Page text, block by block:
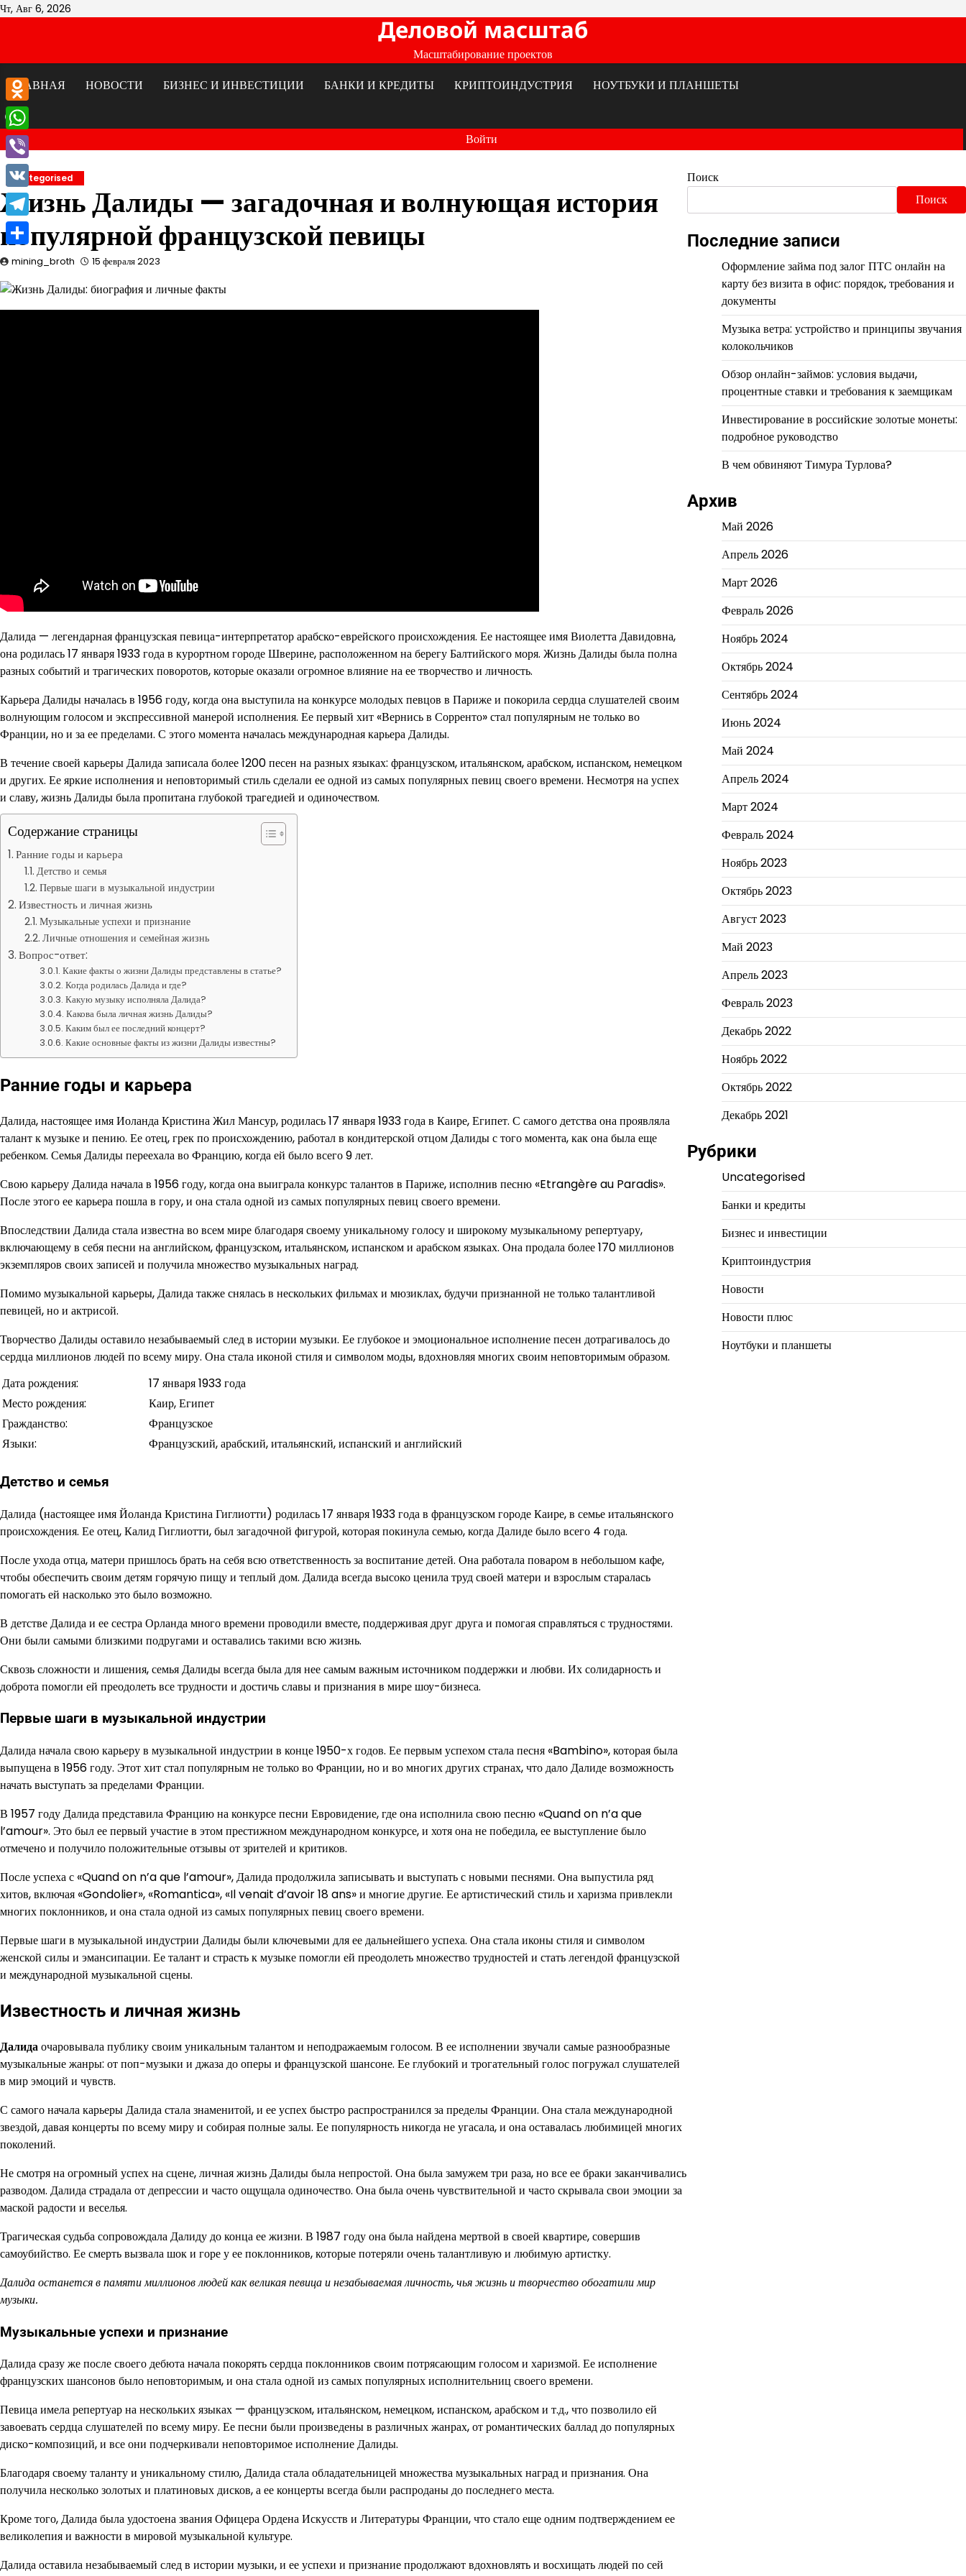
Перейти
Чт, Авг 6, 2026
Деловой масштаб
Масштабирование проектов
ГЛАВНАЯ
НОВОСТИ БИЗНЕС И ИНВЕСТИЦИИ БАНКИ И КРЕДИТЫ КРИПТОИНДУСТРИЯ НОУТБУКИ И ПЛАНШЕТЫ
Войти
Uncategorised
Жизнь Далиды — загадочная и волнующая история
популярной французской певицы
mining_broth 15 февраля 2023
Далида — легендарная французская певица-интерпретатор арабско-еврейского происхождения. Ее настоящее имя Виолетта Давидовна,
она родилась 17 января 1933 года в курортном городе Шверине, расположенном на берегу Балтийского моря. Жизнь Далиды была полна
разных событий и трагических поворотов, которые оказали огромное влияние на ее творчество и личность.
Карьера Далиды началась в 1956 году, когда она выступила на конкурсе молодых певцов в Париже и покорила сердца слушателей своим
волнующим голосом и экспрессивной манерой исполнения. Ее первый хит «Вернись в Сорренто» стал популярным не только во
Франции, но и за ее пределами. С этого момента началась международная карьера Далиды.
В течение своей карьеры Далида записала более 1200 песен на разных языках: французском, итальянском, арабском, испанском, немецком
и других. Ее яркие исполнения и неповторимый стиль сделали ее одной из самых популярных певиц своего времени. Несмотря на успех
и славу, жизнь Далиды была пропитана глубокой трагедией и одиночеством.
Содержание страницы
Ранние годы и карьера
Детство и семья
Первые шаги в музыкальной индустрии
Известность и личная жизнь
Музыкальные успехи и признание
Личные отношения и семейная жизнь
Вопрос-ответ:
Какие факты о жизни Далиды представлены в статье?
Когда родилась Далида и где?
Какую музыку исполняла Далида?
Какова была личная жизнь Далиды?
Каким был ее последний концерт?
Какие основные факты из жизни Далиды известны?
Ранние годы и карьера
Далида, настоящее имя Иоланда Кристина Жил Мансур, родилась 17 января 1933 года в Каире, Египет. С самого детства она проявляла
талант к музыке и пению. Ее отец, грек по происхождению, работал в кондитерской отцом Далиды с того момента, как она была еще
ребенком. Семья Далиды переехала во Францию, когда ей было всего 9 лет.
Свою карьеру Далида начала в 1956 году, когда она выиграла конкурс талантов в Париже, исполнив песню «Etrangère au Paradis».
После этого ее карьера пошла в гору, и она стала одной из самых популярных певиц своего времени.
Впоследствии Далида стала известна во всем мире благодаря своему уникальному голосу и широкому музыкальному репертуару,
включающему в себя песни на английском, французском, итальянском, испанском и арабском языках. Она продала более 170 миллионов
экземпляров своих записей и получила множество музыкальных наград.
Помимо музыкальной карьеры, Далида также снялась в нескольких фильмах и мюзиклах, будучи признанной не только талантливой
певицей, но и актрисой.
Творчество Далиды оставило незабываемый след в истории музыки. Ее глубокое и эмоциональное исполнение песен дотрагивалось до
сердца миллионов людей по всему миру. Она стала иконой стиля и символом моды, вдохновляя многих своим неповторимым образом.
Дата рождения:
17 января 1933 года
Место рождения:
Каир, Египет
Гражданство:
Французское
Языки:
Французский, арабский, итальянский, испанский и английский
Детство и семья
Далида (настоящее имя Йоланда Кристина Гиглиотти) родилась 17 января 1933 года в французском городе Каире, в семье итальянского
происхождения. Ее отец, Калид Гиглиотти, был загадочной фигурой, которая покинула семью, когда Далиде было всего 4 года.
После ухода отца, матери пришлось брать на себя всю ответственность за воспитание детей. Она работала поваром в небольшом кафе,
чтобы обеспечить своим детям горячую пищу и теплый дом. Далида всегда высоко ценила труд своей матери и взрослым старалась
помогать ей насколько это было возможно.
В детстве Далида и ее сестра Орланда много времени проводили вместе, поддерживая друг друга и помогая справляться с трудностями.
Они были самыми близкими подругами и оставались такими всю жизнь.
Сквозь сложности и лишения, семья Далиды всегда была для нее самым важным источником поддержки и любви. Их солидарность и
доброта помогли ей преодолеть все трудности и достичь славы и признания в мире шоу-бизнеса.
Первые шаги в музыкальной индустрии
Далида начала свою карьеру в музыкальной индустрии в конце 1950-х годов. Ее первым успехом стала песня «Bambino», которая была
выпущена в 1956 году. Этот хит стал популярным не только во Франции, но и во многих других странах, что дало Далиде возможность
начать выступать за пределами Франции.
В 1957 году Далида представила Францию на конкурсе песни Евровидение, где она исполнила свою песню «Quand on n’a que
l’amour». Это был ее первый участие в этом престижном международном конкурсе, и хотя она не победила, ее выступление было
отмечено и получило положительные отзывы от зрителей и критиков.
После успеха с «Quand on n’a que l’amour», Далида продолжила записывать и выступать с новыми песнями. Она выпустила ряд
хитов, включая «Gondolier», «Romantica», «Il venait d’avoir 18 ans» и многие другие. Ее артистический стиль и харизма привлекли
многих поклонников, и она стала одной из самых популярных певиц своего времени.
Первые шаги в музыкальной индустрии Далиды были ключевыми для ее дальнейшего успеха. Она стала иконы стиля и символом
женской силы и эмансипации. Ее талант и страсть к музыке помогли ей преодолеть множество трудностей и стать легендой французской
и международной музыкальной сцены.
Известность и личная жизнь
Далидаочаровывала публику своим уникальным талантом и неподражаемым голосом. В ее исполнении звучали самые разнообразные
музыкальные жанры: от поп-музыки и джаза до оперы и французской шансоне. Ее глубокий и трогательный голос погружал слушателей
в мир эмоций и чувств.
С самого начала карьеры Далида стала знаменитой, и ее успех быстро распространился за пределы Франции. Она стала международной
звездой, давая концерты по всему миру и собирая полные залы. Ее популярность никогда не угасала, и она оставалась любимицей многих
поколений.
Не смотря на огромный успех на сцене, личная жизнь Далиды была непростой. Она была замужем три раза, но все ее браки заканчивались
разводом. Далида страдала от депрессии и часто ощущала одиночество. Она была очень чувствительной и часто скрывала свои эмоции за
маской радости и веселья.
Трагическая судьба сопровождала Далиду до конца ее жизни. В 1987 году она была найдена мертвой в своей квартире, совершив
самоубийство. Ее смерть вызвала шок и горе у ее поклонников, которые потеряли очень талантливую и любимую артистку.
Далида останется в памяти миллионов людей как великая певица и незабываемая личность, чья жизнь и творчество обогатили мир
музыки.
Музыкальные успехи и признание
Далида сразу же после своего дебюта начала покорять сердца поклонников своим потрясающим голосом и харизмой. Ее исполнение
французских шансонов было неповторимым, и она стала одной из самых популярных исполнительниц своего времени.
Певица имела репертуар на нескольких языках — французском, итальянском, немецком, испанском, арабском и т.д., что позволило ей
завоевать сердца слушателей по всему миру. Ее песни были произведены в различных жанрах, от романтических баллад до популярных
диско-композиций, и все они подчеркивали неповторимое исполнение Далиды.
Благодаря своему таланту и уникальному стилю, Далида стала обладательницей множества музыкальных наград и признания. Она
получила несколько золотых и платиновых дисков, а ее концерты всегда были распроданы до последнего места.
Кроме того, Далида была удостоена звания Офицера Ордена Искусств и Литературы Франции, что стало еще одним подтверждением ее
великолепия и важности в мировой музыкальной культуре.
Далида оставила незабываемый след в истории музыки, и ее успехи и признание продолжают вдохновлять и восхищать людей по сей
Поиск
Поиск
Последние записи
Оформление займа под залог ПТС онлайн на
карту без визита в офис: порядок, требования и
документы
Музыка ветра: устройство и принципы звучания
колокольчиков
Обзор онлайн-займов: условия выдачи,
процентные ставки и требования к заемщикам
Инвестирование в российские золотые монеты:
подробное руководство
В чем обвиняют Тимура Турлова?
Архив
Май 2026
Апрель 2026
Март 2026
Февраль 2026
Ноябрь 2024
Октябрь 2024
Сентябрь 2024
Июнь 2024
Май 2024
Апрель 2024
Март 2024
Февраль 2024
Ноябрь 2023
Октябрь 2023
Август 2023
Май 2023
Апрель 2023
Февраль 2023
Декабрь 2022
Ноябрь 2022
Октябрь 2022
Декабрь 2021
Рубрики
Uncategorised
Банки и кредиты
Бизнес и инвестиции
Криптоиндустрия
Новости
Новости плюс
Ноутбуки и планшеты
Odnoklassniki
WhatsApp
Viber
VK
Telegram
Отправить